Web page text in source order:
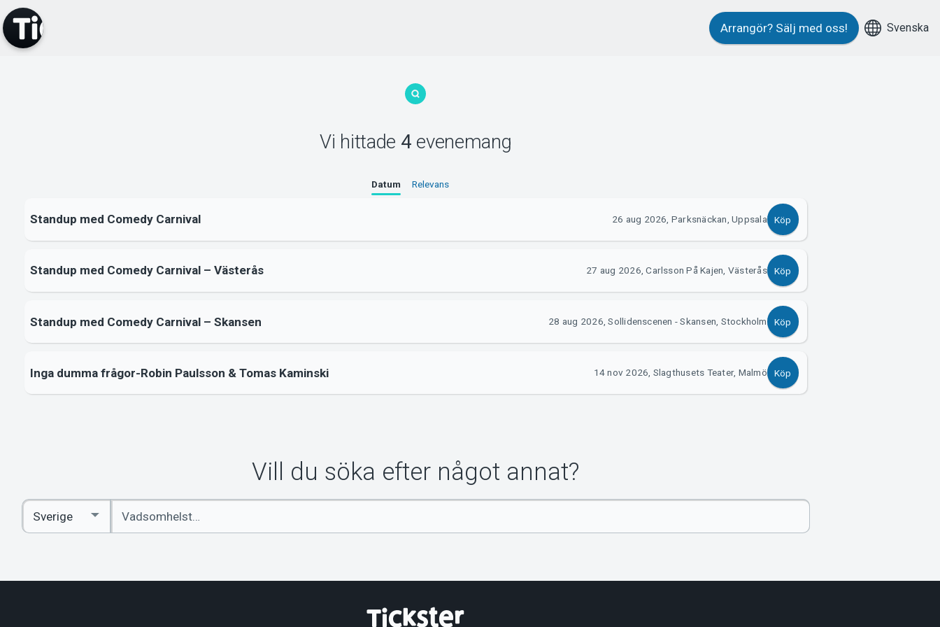
Arrangör? Sälj med oss! Svenska
Vi hittade 4 evenemang
Datum Relevans
Standup med Comedy Carnival 26 aug 2026, Parksnäckan, Uppsala Köp
Standup med Comedy Carnival – Västerås 27 aug 2026, Carlsson På Kajen, Västerås Köp
Standup med Comedy Carnival – Skansen 28 aug 2026, Sollidenscenen - Skansen, Stockholm Köp
Inga dumma frågor-Robin Paulsson & Tomas Kaminski 14 nov 2026, Slagthusets Teater, Malmö Köp
Vill du söka efter något annat?
Ange
sökord
Select
Country